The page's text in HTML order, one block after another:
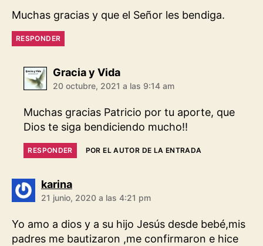
Muchas gracias y que el Señor les bendiga.
RESPONDER
Gracia y Vidadice:
20 octubre, 2021 a las 9:14 am
Muchas gracias Patricio por tu aporte, que
Dios te siga bendiciendo mucho!!
RESPONDER POR EL AUTOR DE LA ENTRADA
karinadice:
21 junio, 2020 a las 4:21 pm
Yo amo a dios y a su hijo Jesús desde bebé,mis
padres me bautizaron ,me confirmaron e hice